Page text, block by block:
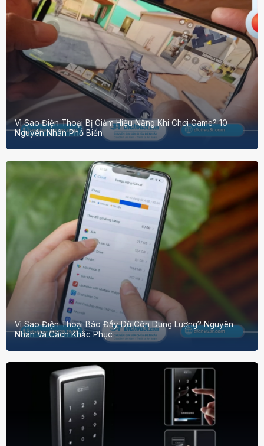
Vì Sao Điện Thoại Bị Giảm Hiệu Năng Khi Chơi Game? 10
Nguyên Nhân Phổ Biến
Vì Sao Điện Thoại Báo Đầy Dù Còn Dung Lượng? Nguyên
Nhân Và Cách Khắc Phục